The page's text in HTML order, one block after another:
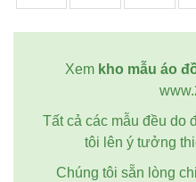
Xem kho mẫu áo
Tất cả các mẫu đều do
tôi lên ý tưởng
Chúng tôi sẵn lòng